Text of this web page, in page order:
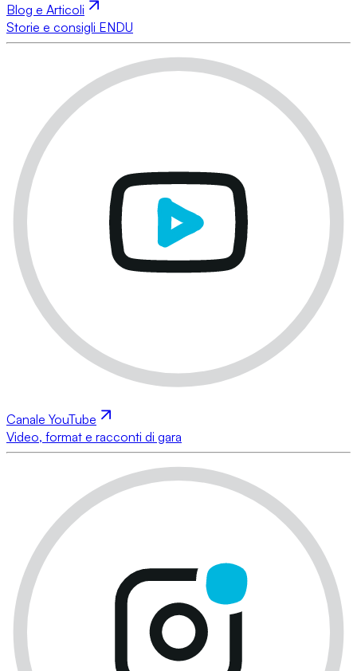
Blog e Articoli
Storie e consigli ENDU
Canale YouTube
Video, format e racconti di gara